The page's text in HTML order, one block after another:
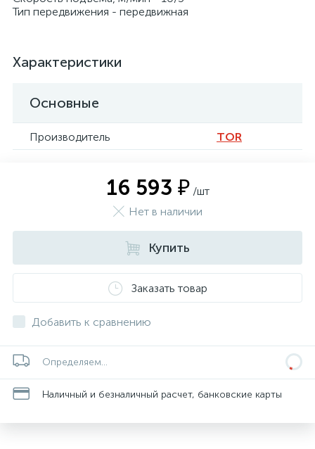
Тип передвижения - передвижная
Характеристики
Основные
Производитель TOR
16 593 ₽ /шт
Нет в наличии
Купить
Заказать товар
Добавить к сравнению
Определяем...
Наличный и безналичный расчет, банковские карты